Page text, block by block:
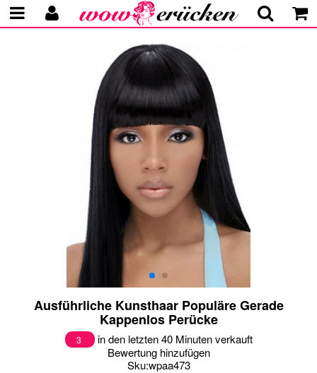
Ausführliche Kunsthaar Populäre Gerade
Kappenlos Perücke
3
in den letzten 40 Minuten verkauft
Bewertung hinzufügen
Sku:wpaa473